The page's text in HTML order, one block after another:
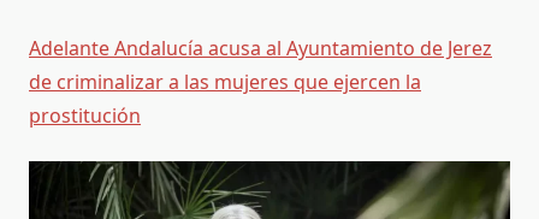
Adelante Andalucía acusa al Ayuntamiento de Jerez
de criminalizar a las mujeres que ejercen la
prostitución